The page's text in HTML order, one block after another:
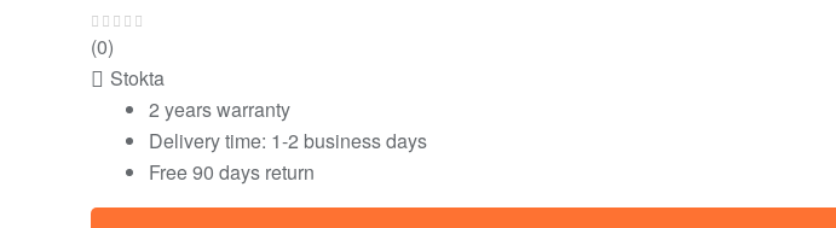
(0)
Stokta
2 years warranty
Delivery time: 1-2 business days
Free 90 days return